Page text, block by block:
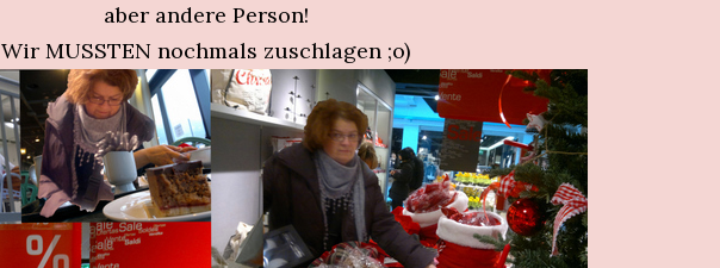
aber andere Person!
Wir MUSSTEN nochmals zuschlagen ;o)